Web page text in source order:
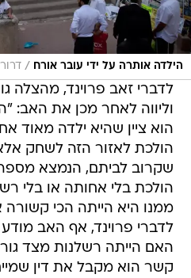
הילדה אותרה על ידי עובר אורח /
לדברי זאב פרוינד, מהצלה
וליווה לאחר מכן את האב:
הוא ציין שהיא ילדה מאוד
הולכת לאזור הזה לשחק
שקרוב לביתם, הנמצא
הולכת בלי אחותה או בלי
ממנו היא הייתה הכי קשורה
לדברי פרוינד, אף האב
האם הייתה רשלנות מצד
קשר הוא מקבל את דין